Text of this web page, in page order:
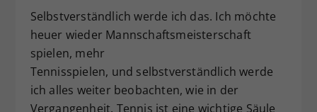
Selbstverständlich werde ich das. Ich möchte
heuer wieder Mannschaftsmeisterschaft
spielen, mehr
Tennisspielen, und selbstverständlich werde
ich alles weiter beobachten, wie in der
Vergangenheit. Tennis ist eine wichtige Säule